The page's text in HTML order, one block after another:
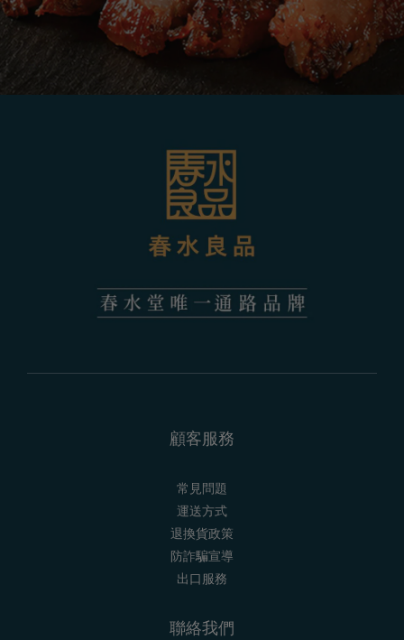
顧客服務
常見問題
運送方式
退換貨政策
防詐騙宣導
出口服務
聯絡我們